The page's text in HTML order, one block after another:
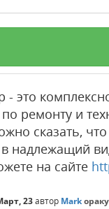
- это
по ремонту и
сказать,
надлежащий
на сайте
23автор Mark